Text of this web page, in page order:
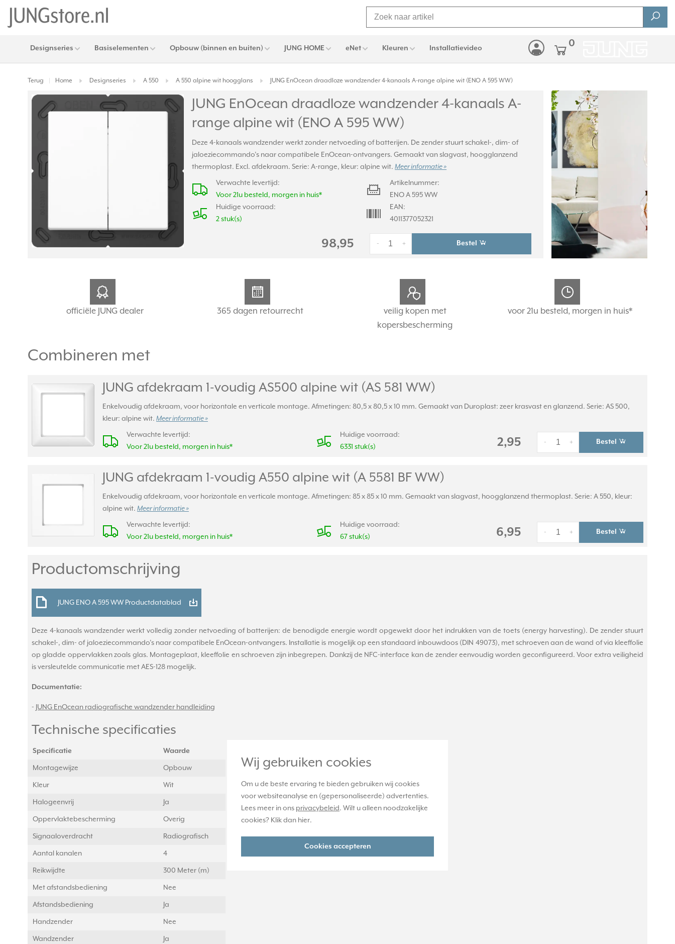
Wij gebruiken cookies
Om u de beste ervaring te bieden gebruiken wij cookies
voor websiteanalyse en (gepersonaliseerde) advertenties.
Lees meer in ons privacybeleid. Wilt u alleen noodzakelijke
cookies? Klik dan hier.
Cookies accepteren
Designseries Basiselementen Opbouw (binnen en buiten) JUNG HOME eNet Kleuren Installatievideo 0
Terug Home Designseries A 550 A 550 alpine wit hoogglans JUNG EnOcean draadloze wandzender 4-kanaals A-range alpine wit (ENO A 595 WW)
JUNG EnOcean draadloze wandzender 4-kanaals A-
range alpine wit (ENO A 595 WW)
Deze 4-kanaals wandzender werkt zonder netvoeding of batterijen. De zender stuurt schakel-, dim- of
jaloeziecommando’s naar compatibele EnOcean-ontvangers. Gemaakt van slagvast, hoogglanzend
thermoplast. Excl. afdekraam. Serie: A-range, kleur: alpine wit.Meer informatie »
Verwachte levertijd:
Voor 21u besteld, morgen in huis*
Huidige voorraad:
2 stuk(s)
Artikelnummer:
ENO A 595 WW
EAN:
4011377052321
98,95 +
- Bestel
officiële JUNG dealer 365 dagen retourrecht
veilig kopen met
kopersbescherming
voor 21u besteld, morgen in huis*
Combineren met
JUNG afdekraam 1-voudig AS500 alpine wit (AS 581 WW)
Enkelvoudig afdekraam, voor horizontale en verticale montage. Afmetingen: 80,5 x 80,5 x 10 mm. Gemaakt van Duroplast: zeer krasvast en glanzend. Serie: AS 500,
kleur: alpine wit. Meer informatie »
Verwachte levertijd:
Voor 21u besteld, morgen in huis*
Huidige voorraad:
6331 stuk(s)
2,95 +
- Bestel
JUNG afdekraam 1-voudig A550 alpine wit (A 5581 BF WW)
Enkelvoudig afdekraam, voor horizontale en verticale montage. Afmetingen: 85 x 85 x 10 mm. Gemaakt van slagvast, hoogglanzend thermoplast. Serie: A 550, kleur:
alpine wit. Meer informatie »
Verwachte levertijd:
Voor 21u besteld, morgen in huis*
Huidige voorraad:
67 stuk(s)
6,95 +
- Bestel
Productomschrijving
JUNG ENO A 595 WW Productdatablad
Deze 4-kanaals wandzender werkt volledig zonder netvoeding of batterijen: de benodigde energie wordt opgewekt door het indrukken van de toets (energy harvesting). De zender stuurt
schakel-, dim- of jaloeziecommando’s naar compatibele EnOcean-ontvangers. Installatie is mogelijk op een standaard inbouwdoos (DIN 49073), met schroeven aan de wand of via kleeffolie
op gladde oppervlakken zoals glas. Montageplaat, kleeffolie en schroeven zijn inbegrepen. Dankzij de NFC-interface kan de zender eenvoudig worden geconfigureerd. Voor extra veiligheid
is versleutelde communicatie met AES-128 mogelijk.
Documentatie:
- JUNG EnOcean radiografische wandzender handleiding
Technische specificaties
Specificatie Waarde
Montagewijze Opbouw
Kleur Wit
Halogeenvrij Ja
Oppervlaktebescherming Overig
Signaaloverdracht Radiografisch
Aantal kanalen 4
Reikwijdte 300 Meter (m)
Met afstandsbediening Nee
Afstandsbediening Ja
Handzender Nee
Wandzender Ja